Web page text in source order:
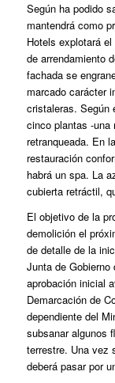
Según ha podido
mantendrá como
Hotels explotará
de arrendamiento
fachada se
marcado carácter
cristaleras. Según
cinco plantas -
retranqueada. En
restauración
habrá un spa. La
cubierta retráctil,
El objetivo de la
demolición el
de detalle de la
Junta de
aprobación inicial
Demarcación de
dependiente del
subsanar algunos
terrestre. Una vez
deberá pasar por